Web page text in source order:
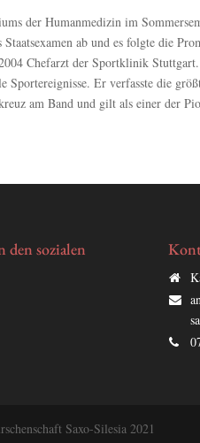
der Humanmedizin im
Staatsexamen ab und es folgte die
Chefarzt der Sportklinik
Sportereignisse. Er verfasste die
am Band und gilt als einer der
den sozialen
Saxo-Silesia 2021